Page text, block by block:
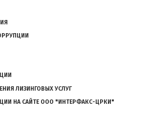
ЛИЗИНГОВЫХ УСЛУГ
НА САЙТЕ ООО "ИНТЕРФАКС-ЦРКИ"